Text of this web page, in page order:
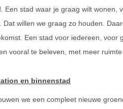
Een stad waar je graag wilt wonen,
Dat willen we graag zo houden.
Een stad voor iedereen, voor
vooral te beleven, met meer
en binnenstad
we een compleet nieuwe